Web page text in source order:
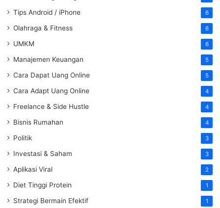
Tips Android / iPhone 6
Olahraga & Fitness 6
UMKM 6
Manajemen Keuangan 5
Cara Dapat Uang Online 5
Cara Adapt Uang Online 4
Freelance & Side Hustle 4
Bisnis Rumahan 4
Politik 3
Investasi & Saham 3
Aplikasi Viral 2
Diet Tinggi Protein 1
Strategi Bermain Efektif 1